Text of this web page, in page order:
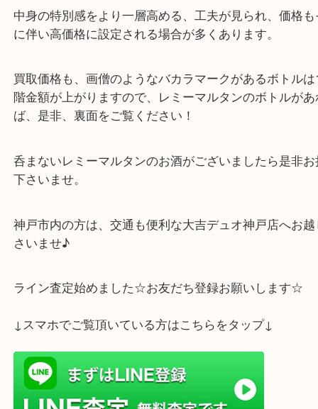
レミーマルタンは中身もさることながら、ボトルに
れており、時折、他ブランドの陶器やガラスのボト
中身の特別感をより一層高める、工夫が見られ、価
に伴い高価格に設定される場合が多くあります。
買取価格も、画僧のようなバカラマークがあるボト
ば、是非、裏面をご覧ください！
下さいませ。
神戸市内の方は、交通も便利な大吉デュオ神戸店へ
さいませ♪
ライン査定始めました☆お友だち登録お願いしま